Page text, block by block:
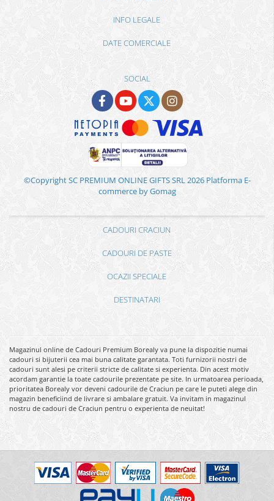
INFO LEGALE
DATE COMERCIALE
SOCIAL
©Copyright SC PREMIUM ONLINE GIFTS SRL 2026 Platforma E-
commerce by Gomag
CADOURI CRACIUN
CADOURI DE PASTE
OCAZII SPECIALE
DESTINATARI
Magazinul online de Cadouri Premium Borealy va pune la dispozitie numai
cadouri si bijuterii cea mai buna calitate garantata. Toti furnizorii nostri de
cadouri sunt alesi pe criterii stricte de calitate si experienta. Din acest motiv
acordam garantie la toate cadourile prezentate pe site. In urmatoarea perioada,
prioritatea Borealy vor deveni cadourile de Craciun pe care le puteti alege din
magazin beneficiind de livrare si ambalare gratuit. Va invitam in magazinul
nostru de cadouri de Craciun pentru o experienta de neuitat!